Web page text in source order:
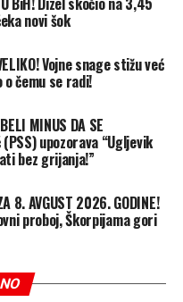
se čeka konačna odluka
traži najmanje 23
Nagetsa između
drugi timovi su
se dogovore sa njim,
morali da trejduju
Mareja, Erona Gordona
novi šok
Vojne snage stižu već
o čemu se radi!
MINUS DA SE
(PSS) upozorava “Ugljevik
bez grijanja!”
8. AVGUST 2026. GODINE!
proboj, Škorpijama gori